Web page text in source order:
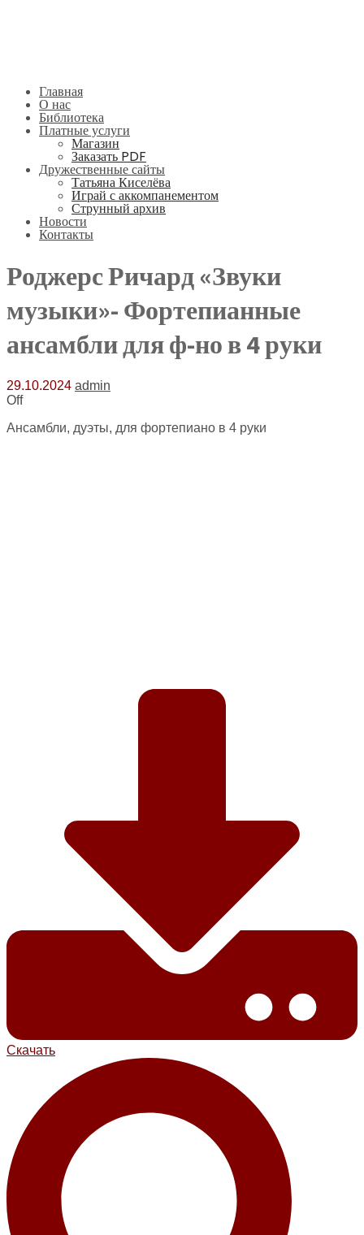
Главная
О нас
Библиотека
Платные услуги
Магазин
Заказать PDF
Дружественные сайты
Татьяна Киселёва
Играй с аккомпанементом
Струнный архив
Новости
Контакты
Роджерс Ричард «Звуки
музыки»- Фортепианные
ансамбли для ф-но в 4 руки
29.10.2024 admin
Off
Ансамбли, дуэты, для фортепиано в 4 руки
Скачать